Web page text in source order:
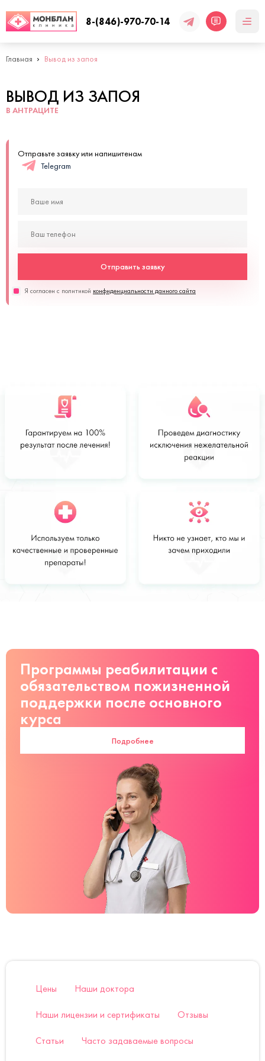
8-(846)-970-70-14
Главная Вывод из запоя
ВЫВОД ИЗ ЗАПОЯ
В АНТРАЦИТЕ
Отправьте заявку или напишитенам
Telegram
Отправить заявку
Я согласен с политикой конфиденциальности данного сайта
Стоимость
от 2500 руб
Заказать
Программы реабилитации с
обязательством пожизненной
поддержки после основного
курса
Подробнее
Цены Наши доктора
Наши лицензии и сертификаты Отзывы
Статьи Часто задаваемые вопросы